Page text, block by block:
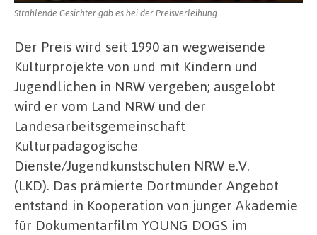
Strahlende Gesichter gab es bei der Preisverleihung.
Der Preis wird seit 1990 an wegweisende
Kulturprojekte von und mit Kindern und
Jugendlichen in NRW vergeben; ausgelobt
wird er vom Land NRW und der
Landesarbeitsgemeinschaft
Kulturpädagogische
Dienste/Jugendkunstschulen NRW e.V.
(LKD). Das prämierte Dortmunder Angebot
entstand in Kooperation von junger Akademie
für Dokumentarfilm YOUNG DOGS im